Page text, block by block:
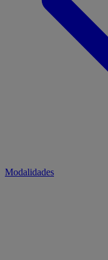
Modalidades